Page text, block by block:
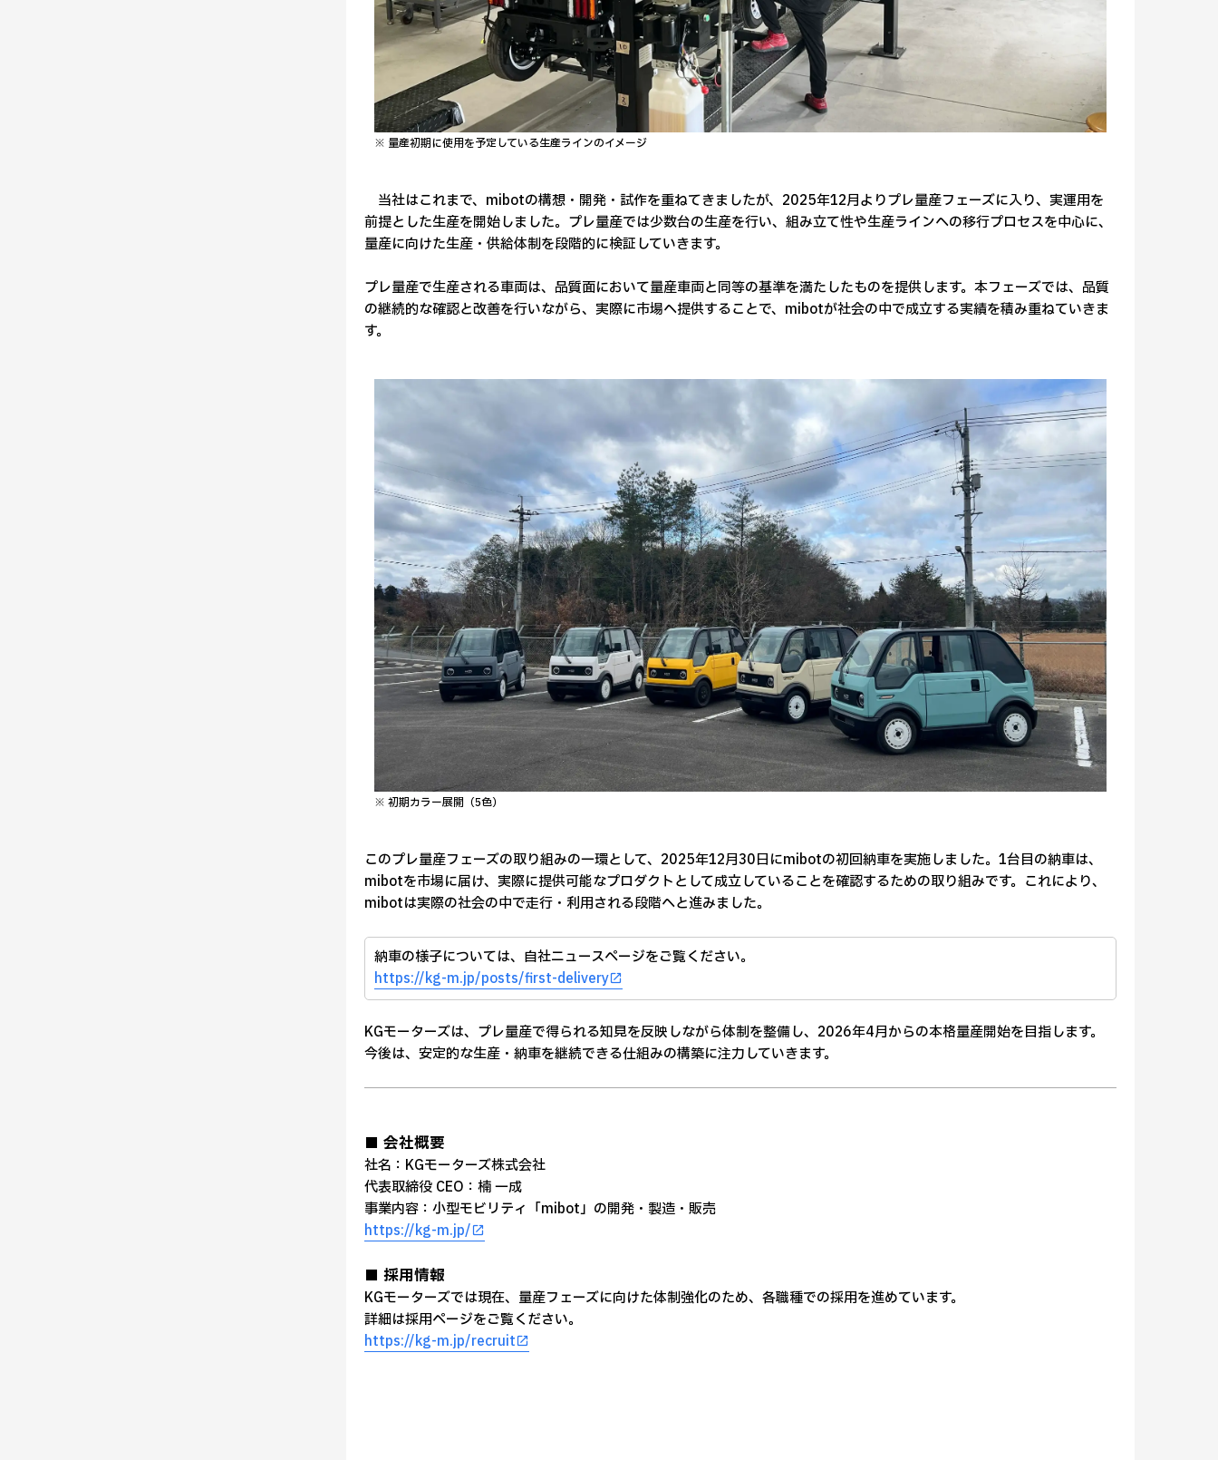
※ 量産初期に使用を予定している生産ラインのイメージ
当社はこれまで、mibotの構想・開発・試作を重ねてきましたが、2025年12月よりプレ量産フェーズに入り、実運用を
前提とした生産を開始しました。プレ量産では少数台の生産を行い、組み立て性や生産ラインへの移行プロセスを中心に、
量産に向けた生産・供給体制を段階的に検証していきます。
プレ量産で生産される車両は、品質面において量産車両と同等の基準を満たしたものを提供します。本フェーズでは、品質
の継続的な確認と改善を行いながら、実際に市場へ提供することで、mibotが社会の中で成立する実績を積み重ねていきま
す。
※ 初期カラー展開（5色）
このプレ量産フェーズの取り組みの一環として、2025年12月30日にmibotの初回納車を実施しました。1台目の納車は、
mibotを市場に届け、実際に提供可能なプロダクトとして成立していることを確認するための取り組みです。これにより、
mibotは実際の社会の中で走行・利用される段階へと進みました。
納車の様子については、自社ニュースページをご覧ください。
https://kg-m.jp/posts/first-delivery
KGモーターズは、プレ量産で得られる知見を反映しながら体制を整備し、2026年4月からの本格量産開始を目指します。
今後は、安定的な生産・納車を継続できる仕組みの構築に注力していきます。
■ 会社概要
社名：KGモーターズ株式会社
代表取締役 CEO：楠 一成
事業内容：小型モビリティ「mibot」の開発・製造・販売
https://kg-m.jp/
■ 採用情報
KGモーターズでは現在、量産フェーズに向けた体制強化のため、各職種での採用を進めています。
詳細は採用ページをご覧ください。
https://kg-m.jp/recruit